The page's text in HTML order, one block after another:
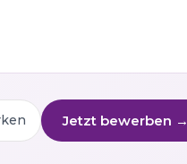
Jetzt bewerben →